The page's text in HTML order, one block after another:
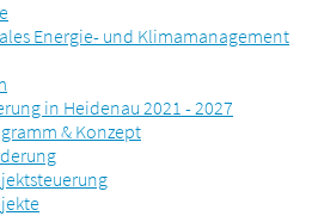
Energie- und Klimamanagement
in Heidenau 2021 - 2027
& Konzept